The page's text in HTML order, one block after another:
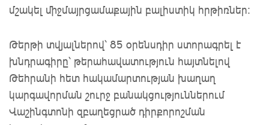
մշակել միջմայրցամաքային բալիստիկ հրթիռներ։
Թերթի տվյալներով՝ 85 օրենսդիր ստորագրել է
խնդրագիրը՝ թերահավատություն հայտնելով
Թեհրանի հետ հակամարտության խաղաղ
կարգավորման շուրջ բանակցություններում
Վաշինգտոնի զբաղեցրած դիրքորոշման